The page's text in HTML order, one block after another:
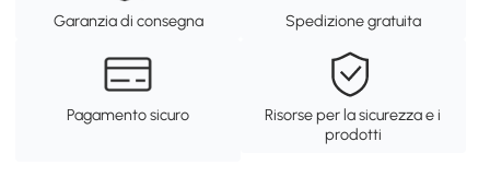
Garanzia di consegna Spedizione gratuita
Pagamento sicuro
Risorse per la sicurezza e i
prodotti